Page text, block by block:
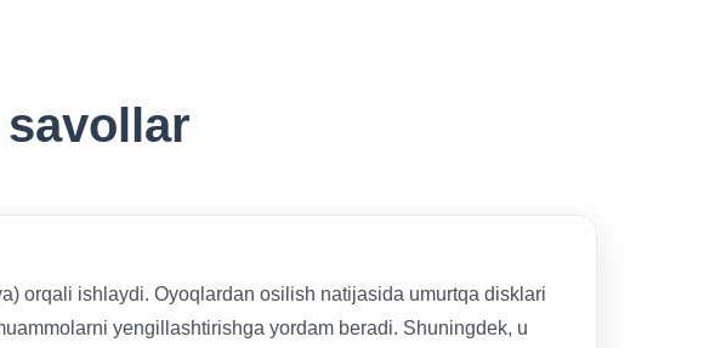
orqali ishlaydi. Oyoqlardan osilish natijasida umurtqa disklari
yengillashtirishga yordam beradi. Shuningdek, u